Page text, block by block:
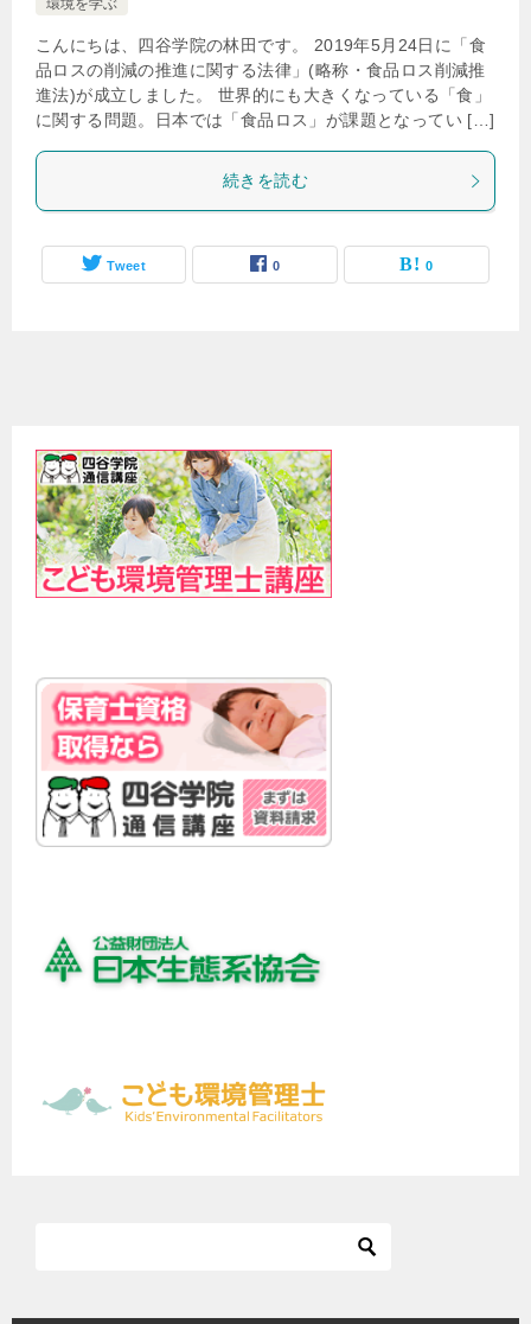
環境を学ぶ
こんにちは、四谷学院の林田です。 2019年5月24日に「食
品ロスの削減の推進に関する法律」(略称・食品ロス削減推
進法)が成立しました。 世界的にも大きくなっている「食」
に関する問題。日本では「食品ロス」が課題となってい […]
続きを読む
Tweet 0 0